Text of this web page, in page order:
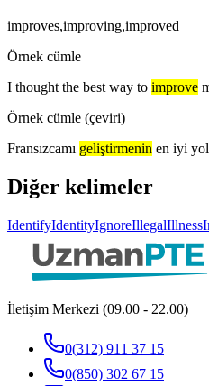
improves,improving,improved
Örnek cümle
I thought the best way to improve
Örnek cümle (çeviri)
Fransızcamı geliştirmenin en iyi
Diğer kelimeler
IdentifyIdentityIgnoreIllegalIllness
İletişim Merkezi (09.00 - 22.00)
0(312) 911 37 15
0(850) 302 67 15